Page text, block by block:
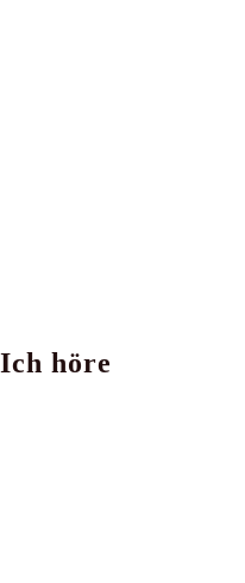
Ich höre